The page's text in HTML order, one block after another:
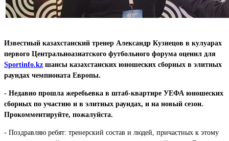
Известный казахстанский тренер Александр Кузнецов в кулуарах
первого Центральноазиатского футбольного форума оценил для
Sportinfo.kz шансы казахстанских юношеских сборных в элитных
раундах чемпионата Европы.
- Недавно прошла жеребьевка в штаб-квартире УЕФА юношеских
сборных по участию и в элитных раундах, и на новый сезон.
Прокомментируйте, пожалуйста.
- Поздравляю ребят: тренерский состав и людей, причастных к этому